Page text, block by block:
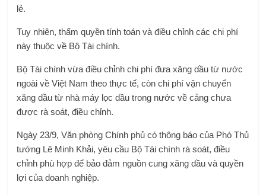
lẻ.
Tuy nhiên, thẩm quyền tính toán và điều chỉnh các chi phí
này thuộc về Bộ Tài chính.
Bộ Tài chính vừa điều chỉnh chi phí đưa xăng dầu từ nước
ngoài về Việt Nam theo thực tế, còn chi phí vận chuyển
xăng dầu từ nhà máy lọc dầu trong nước về cảng chưa
được rà soát, điều chỉnh.
Ngày 23/9, Văn phòng Chính phủ có thông báo của Phó Thủ
tướng Lê Minh Khải, yêu cầu Bộ Tài chính rà soát, điều
chỉnh phù hợp để bảo đảm nguồn cung xăng dầu và quyền
lợi của doanh nghiệp.